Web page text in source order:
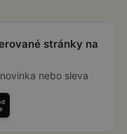
stránky na
nebo sleva